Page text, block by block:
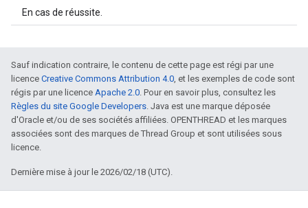
En cas de réussite.
Sauf indication contraire, le contenu de cette page est régi par une
licence Creative Commons Attribution 4.0, et les exemples de code sont
régis par une licence Apache 2.0. Pour en savoir plus, consultez les
Règles du site Google Developers. Java est une marque déposée
d'Oracle et/ou de ses sociétés affiliées. OPENTHREAD et les marques
associées sont des marques de Thread Group et sont utilisées sous
licence.
Dernière mise à jour le 2026/02/18 (UTC).